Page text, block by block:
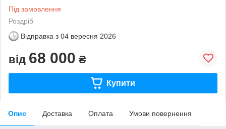
Під замовлення
Роздріб
Відправка з 04 вересня 2026
від 68 000 ₴
Купити
Опис Доставка Оплата Умови повернення